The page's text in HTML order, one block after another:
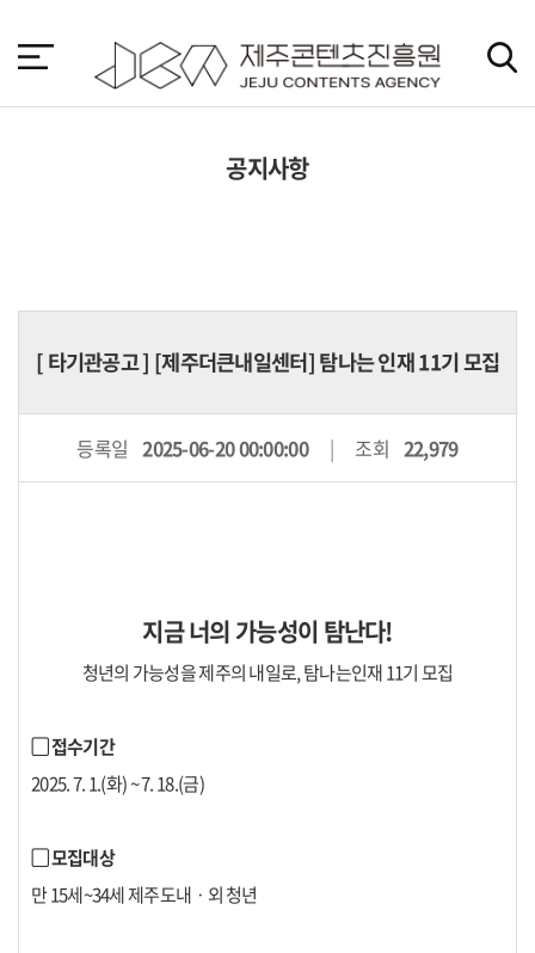
바
가
공지사항
[타기관공고] [제주더큰내일센터] 탐나는 인재 11기 모집
등록일 2025-06-20 00:00:00 조회 22,979
지금 너의 가능성이 탐난다!
청년의 가능성을 제주의 내일로, 탐나는인재 11기 모집
▢ 접수기간
2025. 7. 1.(화) ~ 7. 18.(금)
▢ 모집대상
만 15세~34세 제주도내ㆍ외 청년